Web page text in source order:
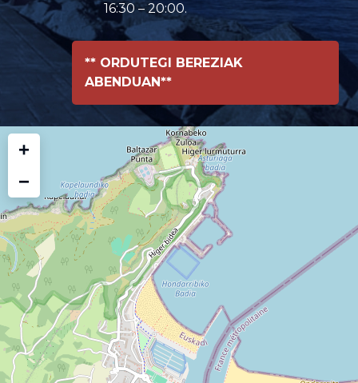
16:30 – 20:00.
** ORDUTEGI BEREZIAK
ABENDUAN**
+
−